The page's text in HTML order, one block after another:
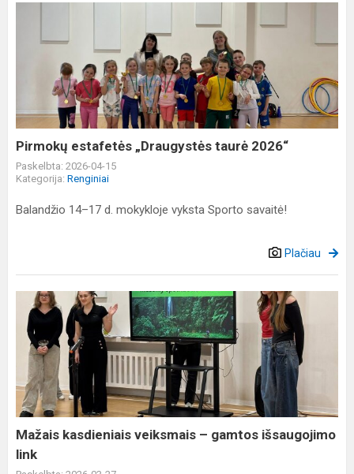
„Draugystės
Pirmokų estafetės „Draugystės taurė 2026“
Paskelbta: 2026-04-15
Kategorija: Renginiai
Balandžio 14–17 d. mokykloje vyksta Sporto savaitė!
Plačiau
Mažais
kasdieniais
veiksmais
gamtos
išsaugojimo
link
Mažais kasdieniais veiksmais – gamtos išsaugojimo
link